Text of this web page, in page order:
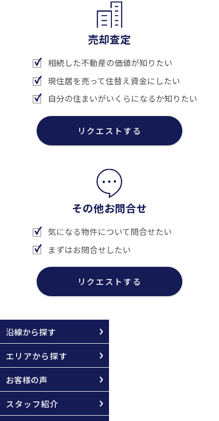
売却査定
相続した不動産の価値が知りたい
現住居を売って住替え資金にしたい
自分の住まいがいくらになるか知りたい
リクエストする
その他お問合せ
気になる物件について問合せたい
まずはお問合せしたい
リクエストする
沿線から探す
エリアから探す
お客様の声
スタッフ紹介